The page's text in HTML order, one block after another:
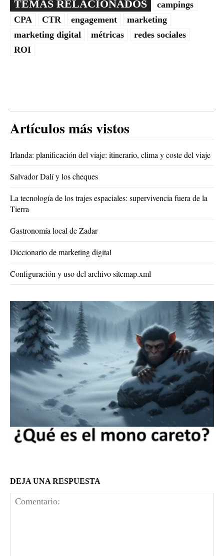
TEMAS RELACIONADOS
campings
CPA
CTR engagement
marketing
marketing digital
métricas
redes sociales
ROI
DEJA UNA RESPUESTA
Artículos más vistos
Irlanda: planificación del viaje: itinerario, clima y coste del viaje
Salvador Dalí y los cheques
La tecnología de los trajes espaciales: supervivencia fuera de la
Tierra
Gastronomía local de Zadar
Diccionario de marketing digital
Configuración y uso del archivo sitemap.xml